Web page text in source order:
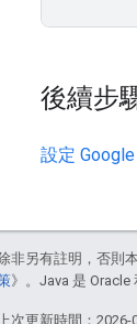
後續步
設定
非另有註明，否則
》。Java 是 Oracle
上次更新時間：2026-